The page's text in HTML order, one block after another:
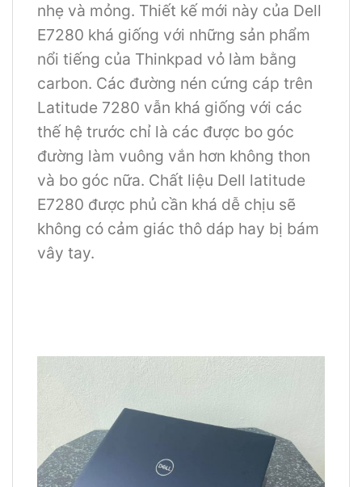
nhẹ và mỏng. Thiết kế mới này của Dell
E7280 khá giống với những sản phẩm
nổi tiếng của Thinkpad vỏ làm bằng
carbon. Các đường nén cứng cáp trên
Latitude 7280 vẫn khá giống với các
thế hệ trước chỉ là các được bo góc
đường làm vuông vắn hơn không thon
và bo góc nữa. Chất liệu Dell latitude
E7280 được phủ cần khá dễ chịu sẽ
không có cảm giác thô dáp hay bị bám
vây tay.